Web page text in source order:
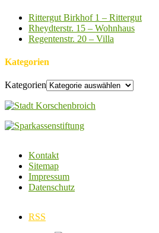
Rittergut Birkhof 1 – Rittergut
Rheydterstr. 15 – Wohnhaus
Regentenstr. 20 – Villa
Kategorien
Kategorien
Kontakt
Sitemap
Impressum
Datenschutz
RSS